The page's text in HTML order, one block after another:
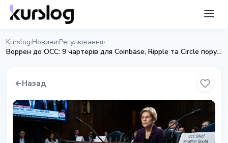
Kurslog›Новини›Регулювання›
Воррен до OCC: 9 чартерів для Coinbase, Ripple та Circle порушують закон
←Назад